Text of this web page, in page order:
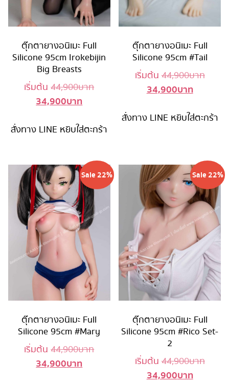
ตุ๊กตายางอนิเมะ Full
Silicone 95cm Irokebijin
Big Breasts
เริ่มต้น44,900บาทOriginal
44,900 บาท.
34,900บาทCurrent
is:
สั่งทาง LINE หยิบใส่ตะกร้า
ตุ๊กตายางอนิเมะ Full
Silicone 95cm #Tail
เริ่มต้น44,900บาท
34,900บาทCurrent
is:
สั่งทาง LINE หยิบใส่ตะกร้า
Sale 22%
ตุ๊กตายางอนิเมะ Full
Silicone 95cm #Mary
เริ่มต้น44,900บาทOriginal
34,900บาทCurrent
Sale 22%
ตุ๊กตายางอนิเมะ Full
Silicone 95cm #Rico Set-
2
เริ่มต้น44,900บาท
34,900บาทCurrent